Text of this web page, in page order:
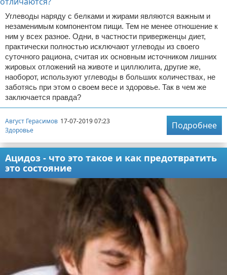
Углеводы наряду с белками и жирами являются важным и
незаменимым компонентом пищи. Тем не менее отношение к
ним у всех разное. Одни, в частности приверженцы диет,
практически полностью исключают углеводы из своего
суточного рациона, считая их основным источником лишних
жировых отложений на животе и циллюлита, другие же,
наоборот, используют углеводы в больших количествах, не
заботясь при этом о своем весе и здоровье. Так в чем же
заключается правда?
Август Герасимов 17-07-2019 07:23
Здоровье
Подробнее
Ацидоз - что это такое и как предотвратить
это состояние